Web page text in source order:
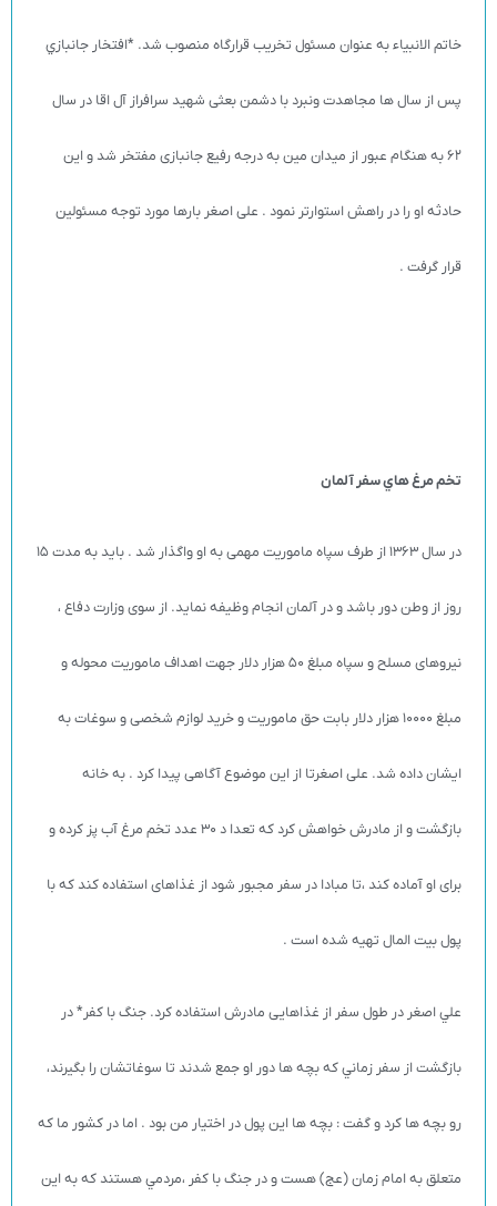
خاتم الانبیاء به عنوان مسئول تخریب قرارگاه منصوب شد. *افتخار جانبازي
پس از سال ها مجاهدت ونبرد با دشمن بعثی شهید سرافراز آل اقا در سال
62 به هنگام عبور از میدان مین به درجه رفیع جانبازی مفتخر شد و این
حادثه او را در راهش استوارتر نمود . علی اصغر بارها مورد توجه مسئولین
قرار گرفت .
تخم مرغ هاي سفر آلمان
در سال 1363 از طرف سپاه ماموریت مهمی به او واگذار شد . بايد به مدت 15
روز از وطن دور باشد و در آلمان انجام وظیفه نماید. از سوی وزارت دفاع ،
نیروهای مسلح و سپاه مبلغ 50 هزار دلار جهت اهداف ماموریت محوله و
مبلغ 10000 هزار دلار بابت حق ماموریت و خرید لوازم شخصی و سوغات به
ايشان داده شد. علی اصغرتا از این موضوع آگاهی پیدا کرد . به خانه
بازگشت و از مادرش خواهش کرد که تعدا د 30 عدد تخم مرغ آب پز كرده و
برای او آماده کند ،تا مبادا در سفر مجبور شود از غذاهای استفاده کند که با
پول بیت المال تهیه شده است .
علي اصغر در طول سفر از غذاهایی مادرش استفاده کرد. جنگ با كفر* در
بازگشت از سفر زماني كه بچه ها دور او جمع شدند تا سوغاتشان را بگيرند،
رو بچه ها کرد و گفت : بچه ها این پول در اختیار من بود . اما در کشور ما که
متعلق به امام زمان (عج‌)‌ هست و در جنگ با کفر ،مردمي هستند كه به اين